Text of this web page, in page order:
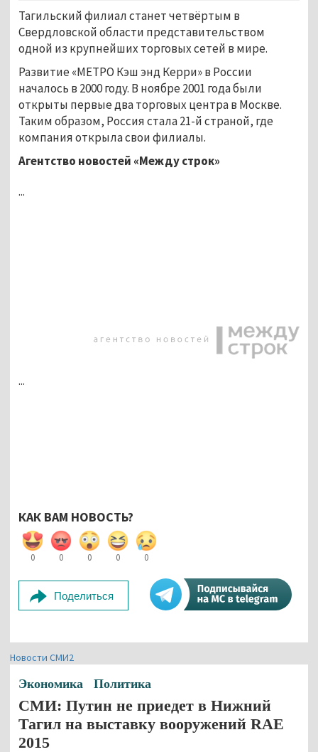
Тагильский филиал станет четвёртым в
Свердловской области представительством
одной из крупнейших торговых сетей в мире.
Развитие «МЕТРО Кэш энд Керри» в России
началось в 2000 году. В ноябре 2001 года были
открыты первые два торговых центра в Москве.
Таким образом, Россия стала 21-й страной, где
компания открыла свои филиалы.
Агентство новостей «Между строк»
...
...
КАК ВАМ НОВОСТЬ?
0 0 0 0 0
Поделиться
Новости СМИ2
Экономика Политика
СМИ: Путин не приедет в Нижний
Тагил на выставку вооружений RAE
2015